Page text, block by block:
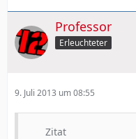
Professor
Erleuchteter
9. Juli 2013 um 08:55
Zitat